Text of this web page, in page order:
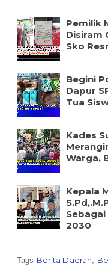
Pemilik
Disiram
Sko
Begini
Dapur
Tua
Kades
Warga,
Kepala
2030
Tags Berita Daerah,